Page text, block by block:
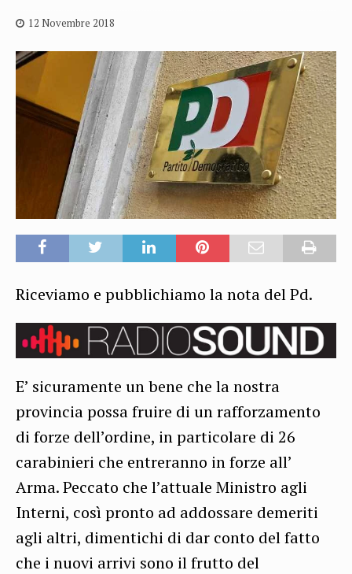
12 Novembre 2018
Riceviamo e pubblichiamo la nota del Pd.
E’ sicuramente un bene che la nostra
provincia possa fruire di un rafforzamento
di forze dell’ordine, in particolare di 26
carabinieri che entreranno in forze all’
Arma. Peccato che l’attuale Ministro agli
Interni, così pronto ad addossare demeriti
agli altri, dimentichi di dar conto del fatto
che i nuovi arrivi sono il frutto del